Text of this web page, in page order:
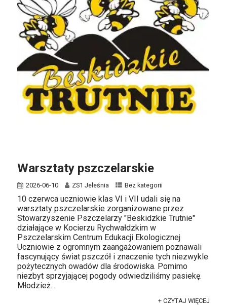
Warsztaty pszczelarskie
2026-06-10 ZS1 Jeleśnia Bez kategorii
10 czerwca uczniowie klas VI i VII udali się na
warsztaty pszczelarskie zorganizowane przez
Stowarzyszenie Pszczelarzy "Beskidzkie Trutnie"
działające w Kocierzu Rychwałdzkim w
Pszczelarskim Centrum Edukacji Ekologicznej
Uczniowie z ogromnym zaangażowaniem poznawali
fascynujący świat pszczół i znaczenie tych niezwykle
pożytecznych owadów dla środowiska. Pomimo
niezbyt sprzyjającej pogody odwiedziliśmy pasiekę.
Młodzież...
+ CZYTAJ WIĘCEJ